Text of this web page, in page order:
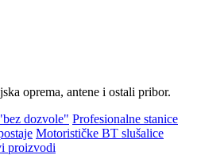
oprema, antene i ostali pribor.
dozvole" Profesionalne stanice
Motorističke BT slušalice
proizvodi